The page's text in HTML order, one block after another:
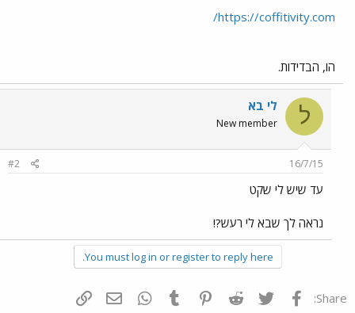
https://coffitivity.com/
הו, הבדידות.
ל לי בא
New member
16/7/15
#2
עד שיש לי שקט
נראה לך שבא לי רעש?!
You must log in or register to reply here.
Share: פייסבוק Twitter
Reddit
Pinterest
Tumblr
WhatsAppדואר אלקטרוני